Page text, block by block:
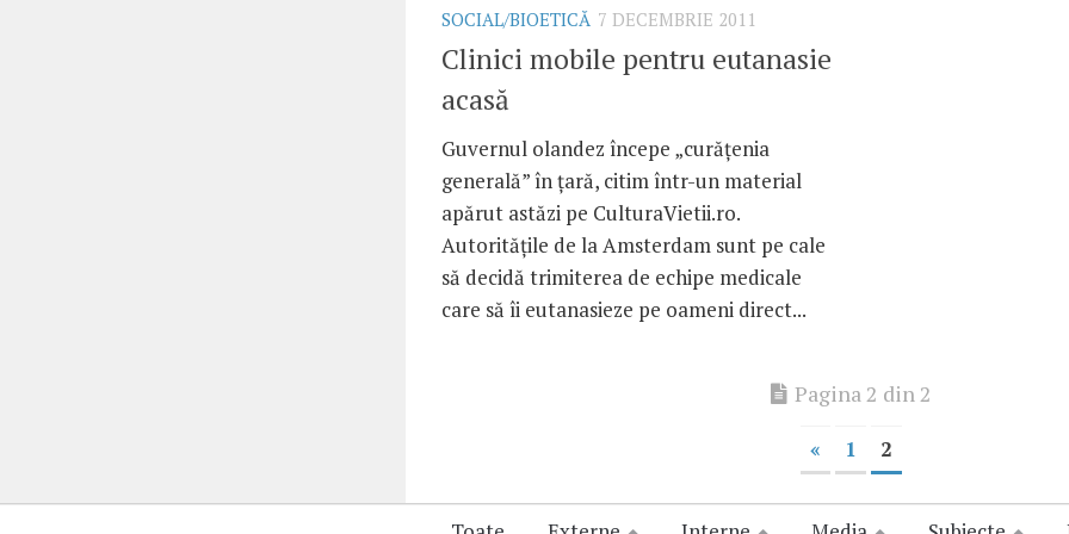
SOCIAL/BIOETICĂ 7 DECEMBRIE 2011
Clinici mobile pentru eutanasie
acasă
Guvernul olandez începe „curăţenia
generală” în ţară, citim într-un material
apărut astăzi pe CulturaVietii.ro.
Autorităţile de la Amsterdam sunt pe cale
să decidă trimiterea de echipe medicale
care să îi eutanasieze pe oameni direct...
Pagina 2 din 2
« 1 2